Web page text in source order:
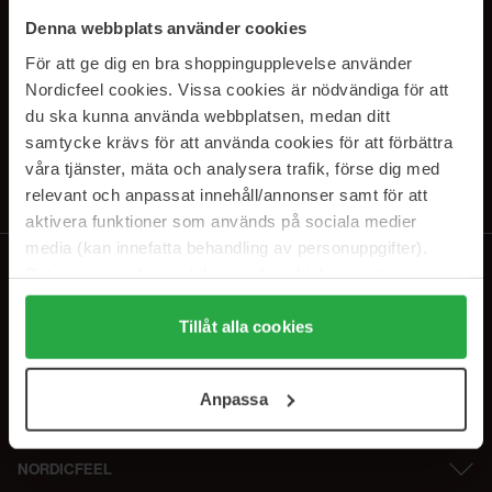
Denna webbplats använder cookies
För att ge dig en bra shoppingupplevelse använder
Nordicfeel cookies. Vissa cookies är nödvändiga för att
du ska kunna använda webbplatsen, medan ditt
samtycke krävs för att använda cookies för att förbättra
våra tjänster, mäta och analysera trafik, förse dig med
relevant och anpassat innehåll/annonser samt för att
aktivera funktioner som används på sociala medier
media (kan innefatta behandling av personuppgifter).
Genom att trycka på "Tillåt alla cookies" accepterar du
alla cookies, medan du under "Detaljer" kan anpassa
användningen av cookies. Du kan när som helst återkalla
samt vår Integritetspolicy.
Tillåt alla cookies
Anpassa
SUBSCRIBE TO OUR
NEWSLETTER
E-postadresse
Ved å abonnere godtar du vårpersonvernerklæring. Du kan melde deg
NORDICFEEL